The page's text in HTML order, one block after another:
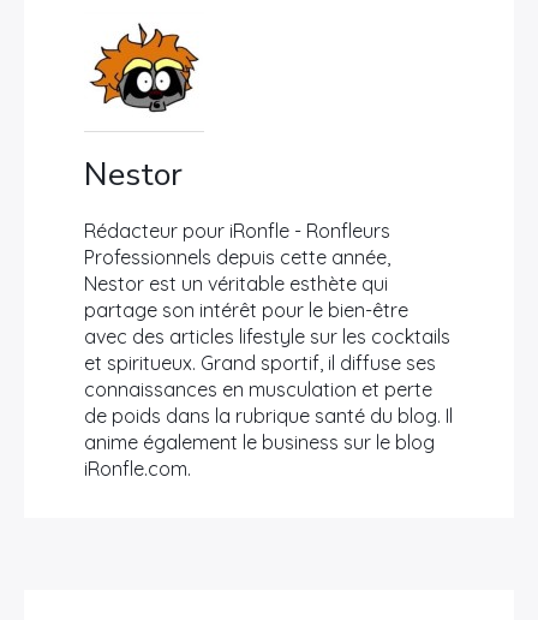
Nestor
Rédacteur pour iRonfle - Ronfleurs
Professionnels depuis cette année,
Nestor est un véritable esthète qui
partage son intérêt pour le bien-être
avec des articles lifestyle sur les cocktails
et spiritueux. Grand sportif, il diffuse ses
connaissances en musculation et perte
de poids dans la rubrique santé du blog. Il
anime également le business sur le blog
iRonfle.com.